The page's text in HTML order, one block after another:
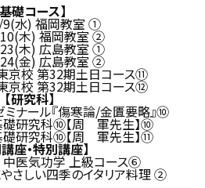
基礎コース】
水) 福岡教室 ①
木) 福岡教室 ②
木) 広島教室 ①
金) 広島教室 ②
京校 第32期土日コース⑪
京校 第32期土日コース⑫
【研究科】
ナール『傷寒論/金匱要略』⑩
研究科⑩【周 軍先生】⑩
研究科⑩【周 軍先生】⑪
座・特別講座】
医気功学 上級コース⑥
さしい四季のイタリア料理 ②